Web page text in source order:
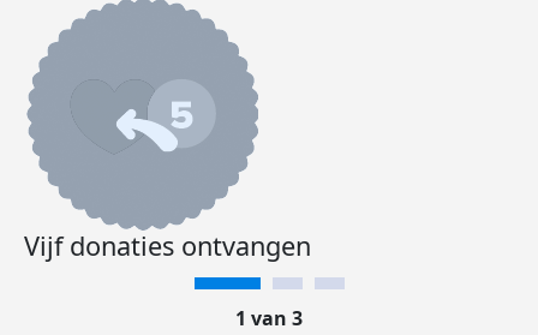
Vijf donaties ontvangen
1 van 3